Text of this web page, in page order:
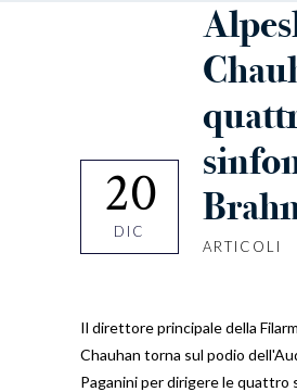
20
DIC
ARTICOLI
Il direttore principale della
Chauhan torna sul podio
Paganini per dirigere le quattro